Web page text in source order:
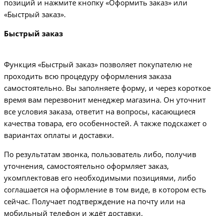
позиций и нажмите кнопку «Оформить заказ» или
«Быстрый заказ».
Быстрый заказ
Функция «Быстрый заказ» позволяет покупателю не
проходить всю процедуру оформления заказа
самостоятельно. Вы заполняете форму, и через короткое
время вам перезвонит менеджер магазина. Он уточнит
все условия заказа, ответит на вопросы, касающиеся
качества товара, его особенностей. А также подскажет о
вариантах оплаты и доставки.
По результатам звонка, пользователь либо, получив
уточнения, самостоятельно оформляет заказ,
укомплектовав его необходимыми позициями, либо
соглашается на оформление в том виде, в котором есть
сейчас. Получает подтверждение на почту или на
мобильный телефон и ждёт доставки.